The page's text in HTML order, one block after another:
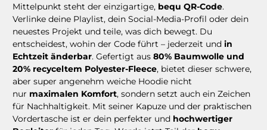
Mittelpunkt steht der einzigartige, bequ QR-Code.
Verlinke deine Playlist, dein Social-Media-Profil oder dein
neuestes Projekt und teile, was dich bewegt. Du
entscheidest, wohin der Code führt – jederzeit und in
Echtzeit änderbar. Gefertigt aus 80% Baumwolle und
20% recyceltem Polyester-Fleece, bietet dieser schwere,
aber super angenehm weiche Hoodie nicht
nur maximalen Komfort, sondern setzt auch ein Zeichen
für Nachhaltigkeit. Mit seiner Kapuze und der praktischen
Vordertasche ist er dein perfekter und hochwertiger